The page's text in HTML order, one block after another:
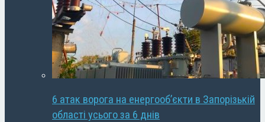
6 атак ворога на енергооб’єкти в Запорізькій
області усього за 6 днів